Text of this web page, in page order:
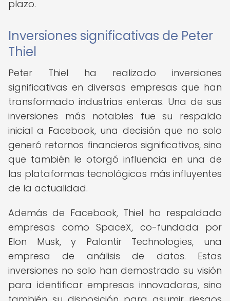
plazo.
Inversiones significativas de Peter
Thiel
Peter Thiel ha realizado inversiones
significativas en diversas empresas que han
transformado industrias enteras. Una de sus
inversiones más notables fue su respaldo
inicial a Facebook, una decisión que no solo
generó retornos financieros significativos, sino
que también le otorgó influencia en una de
las plataformas tecnológicas más influyentes
de la actualidad.
Además de Facebook, Thiel ha respaldado
empresas como SpaceX, co-fundada por
Elon Musk, y Palantir Technologies, una
empresa de análisis de datos. Estas
inversiones no solo han demostrado su visión
para identificar empresas innovadoras, sino